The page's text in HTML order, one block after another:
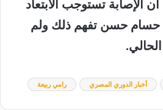
أن الإصابة تستوجب الابتعاد
حسام حسن تفهم ذلك ولم
الحالي.
أخبار الدوري المصري رامي ربيعة